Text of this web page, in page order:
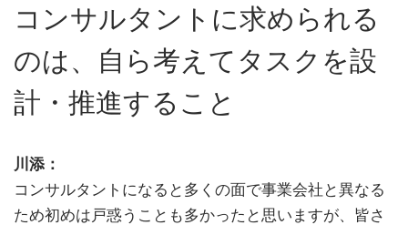
コンサルタントに求められる
のは、自ら考えてタスクを設
計・推進すること
川添：
コンサルタントになると多くの面で事業会社と異なる
ため初めは戸惑うことも多かったと思いますが、皆さ